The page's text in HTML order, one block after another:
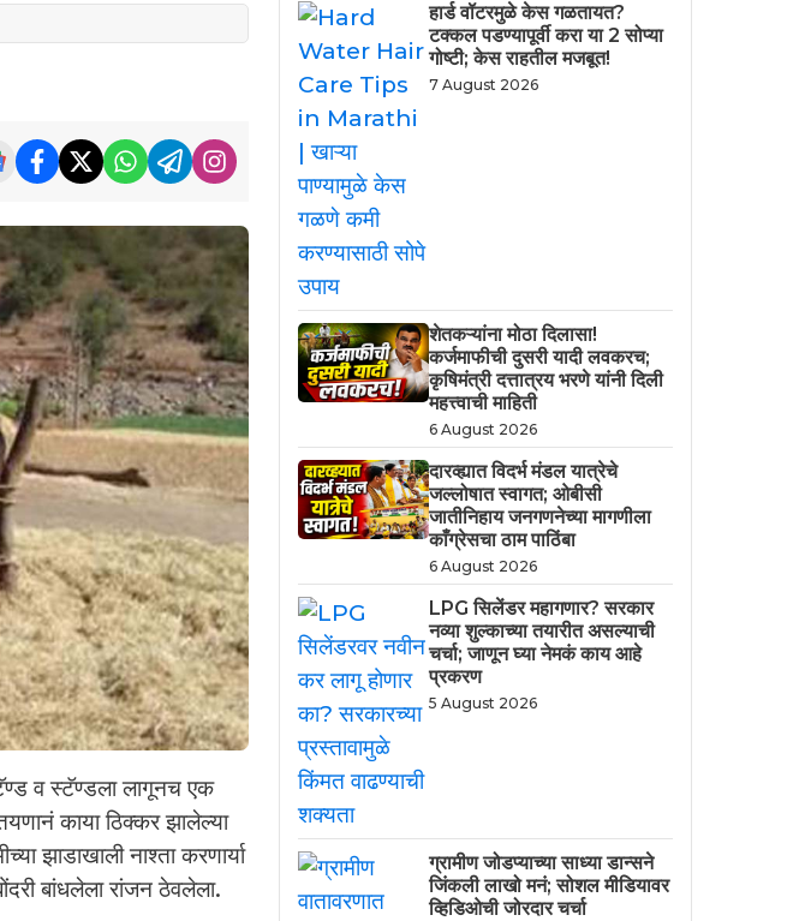
व स्टॅण्डला लागूनच एक
काया ठिक्कर झालेल्या
झाडाखाली नाश्ता करणार्या
बांधलेला रांजन ठेवलेला.
हार्ड वॉटरमुळे केस गळतायत?
टक्कल पडण्यापूर्वी करा या 2 सोप्या
गोष्टी; केस राहतील मजबूत!
7 August 2026
शेतकऱ्यांना मोठा दिलासा!
कर्जमाफीची दुसरी यादी लवकरच;
कृषिमंत्री दत्तात्रय भरणे यांनी दिली
महत्त्वाची माहिती
6 August 2026
दारव्ह्यात विदर्भ मंडल यात्रेचे
जल्लोषात स्वागत; ओबीसी
जातीनिहाय जनगणनेच्या मागणीला
काँग्रेसचा ठाम पाठिंबा
6 August 2026
LPG सिलेंडर महागणार? सरकार
नव्या शुल्काच्या तयारीत असल्याची
चर्चा; जाणून घ्या नेमकं काय आहे
प्रकरण
5 August 2026
ग्रामीण जोडप्याच्या साध्या डान्सने
जिंकली लाखो मनं; सोशल मीडियावर
व्हिडिओची जोरदार चर्चा